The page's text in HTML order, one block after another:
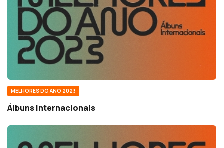
MELHORES DO ANO 2023
Álbuns Internacionais